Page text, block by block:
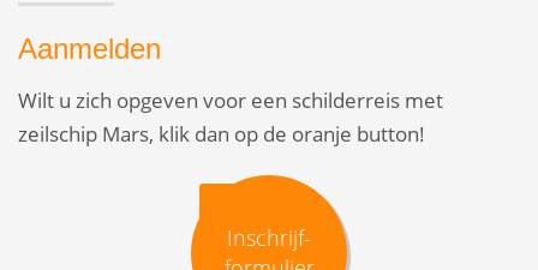
Aanmelden
Wilt u zich opgeven voor een schilderreis met
zeilschip Mars, klik dan op de oranje button!
Inschrijf-